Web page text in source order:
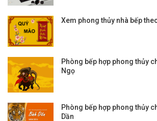
Xem phong thủy nhà bếp
Phòng bếp hợp phong thủy
Ngọ
Phòng bếp hợp phong thủy
Dần